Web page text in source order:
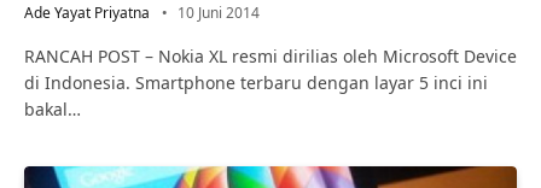
Ade Yayat Priyatna 10 Juni 2014
RANCAH POST – Nokia XL resmi dirilias oleh Microsoft Device
di Indonesia. Smartphone terbaru dengan layar 5 inci ini
bakal…